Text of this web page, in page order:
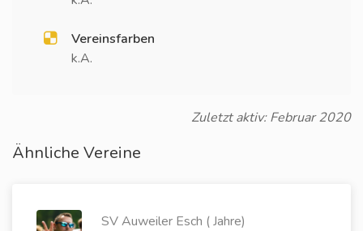
Vereinsfarben
k.A.
Zuletzt aktiv: Februar 2020
Ähnliche Vereine
SV Auweiler Esch ( Jahre)